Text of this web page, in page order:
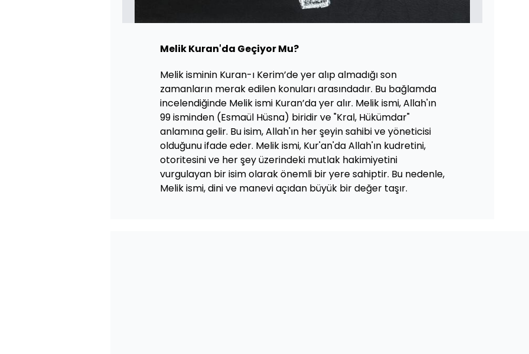
Melik Kuran'da Geçiyor Mu?
Melik isminin Kuran-ı Kerim’de yer alıp almadığı son
zamanların merak edilen konuları arasındadır. Bu bağlamda
incelendiğinde Melik ismi Kuran’da yer alır. Melik ismi, Allah'ın
99 isminden (Esmaül Hüsna) biridir ve "Kral, Hükümdar"
anlamına gelir. Bu isim, Allah'ın her şeyin sahibi ve yöneticisi
olduğunu ifade eder. Melik ismi, Kur'an'da Allah'ın kudretini,
otoritesini ve her şey üzerindeki mutlak hakimiyetini
vurgulayan bir isim olarak önemli bir yere sahiptir. Bu nedenle,
Melik ismi, dini ve manevi açıdan büyük bir değer taşır.